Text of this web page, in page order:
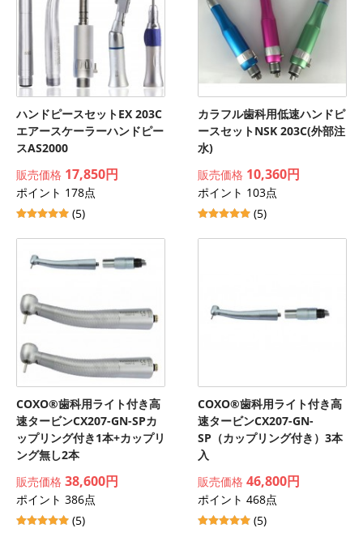
ハンドピースセットEX 203C
エアースケーラーハンドピー
スAS2000
販売価格 17,850円
ポイント 178点
(5)
カラフル歯科用低速ハンドピ
ースセットNSK 203C(外部注
水)
販売価格 10,360円
ポイント 103点
(5)
COXO®歯科用ライト付き高
速タービンCX207-GN-SPカ
ップリング付き1本+カップリ
ング無し2本
販売価格 38,600円
ポイント 386点
(5)
COXO®歯科用ライト付き高
速タービンCX207-GN-
SP（カップリング付き）3本
入
販売価格 46,800円
ポイント 468点
(5)